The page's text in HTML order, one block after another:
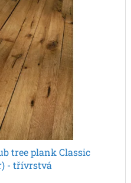
tree plank Classic
- třívrstvá